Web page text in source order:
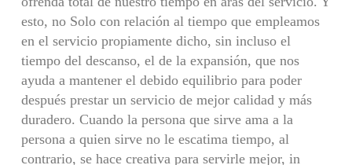
esto, no Solo con relación al tiempo que empleamos
en el servicio propiamente dicho, sin incluso el
tiempo del descan­so, el de la expansión, que nos
ayuda a mantener el debido equilibrio para poder
después prestar un servicio de mejor calidad y más
duradero. Cuando la persona que sirve ama a la
persona a quien sirve no le escatima tiempo, al
contrario, se hace creativa para servirle mejor, in